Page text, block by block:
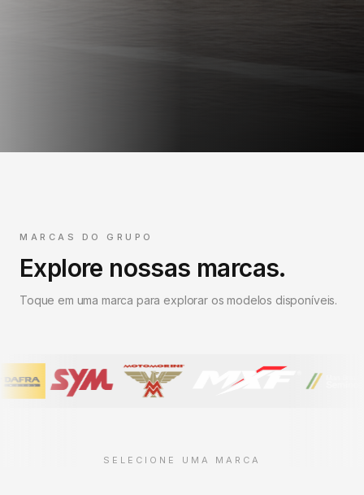
MARCAS DO GRUPO
Explore nossas marcas.
Toque em uma marca para explorar os modelos disponíveis.
SELECIONE UMA MARCA